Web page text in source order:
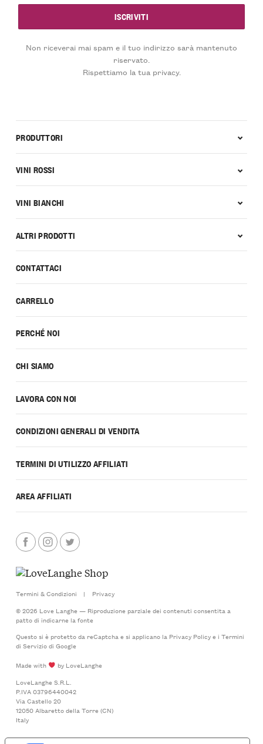
Non riceverai mai spam e il tuo indirizzo sarà mantenuto
riservato.
Rispettiamo la tua privacy.
CONTATTACI
CARRELLO
PERCHÉ NOI
CHI SIAMO
LAVORA CON NOI
CONDIZIONI GENERALI DI VENDITA
TERMINI DI UTILIZZO AFFILIATI
AREA AFFILIATI
PRODUTTORI
VINI ROSSI
VINI BIANCHI
ALTRI PRODOTTI
Termini & Condizioni |
Privacy
© 2026 Love Langhe — Riproduzione parziale dei contenuti consentita a
patto di indicarne la fonte
Questo si è protetto da reCaptcha e si applicano la Privacy Policye i Termini
di Serviziodi Google
Made with
by LoveLanghe
LoveLanghe S.R.L.
P.IVA 03796440042
Via Castello 20
12050 Albaretto della Torre (CN)
Italy